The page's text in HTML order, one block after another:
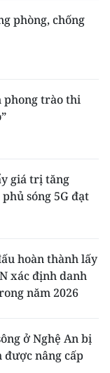
phòng, chống
phong trào thi
giá trị tăng
sóng 5G đạt
hoàn thành lấy
xác định danh
năm 2026
ở Nghệ An bị
được nâng cấp